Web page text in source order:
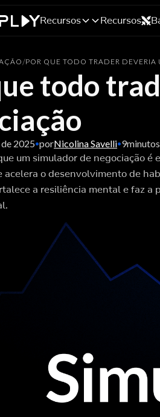
Recursos Recursos
/POR QUE TODO TRADER
todo
2025•porNicolina Savelli•9minutos
um simulador de negociação é
acelera o desenvolvimento de
a resiliência mental e faz a